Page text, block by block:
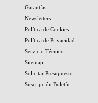
Garantías
Newsletters
Política de Cookies
Política de Privacidad
Servicio Técnico
Sitemap
Solicitar Presupuesto
Suscripción Boletín